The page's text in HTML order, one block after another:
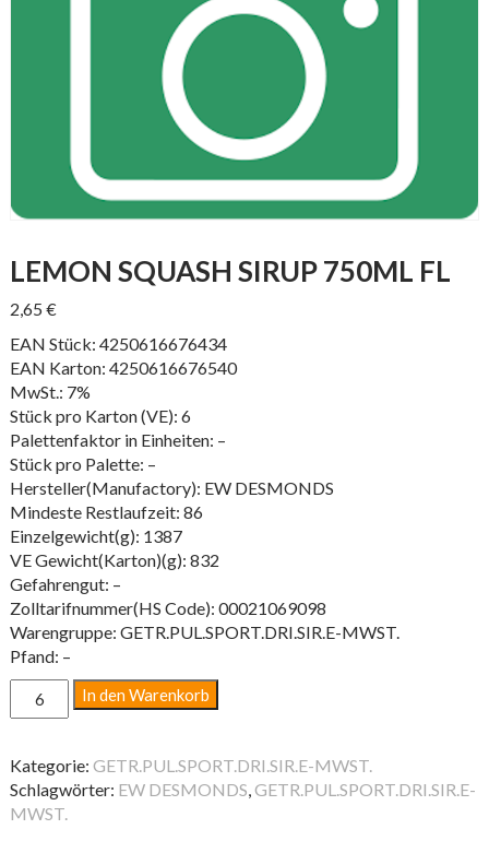
LEMON SQUASH SIRUP 750ML FL
2,65 €
EAN Stück: 4250616676434
EAN Karton: 4250616676540
MwSt.: 7%
Stück pro Karton (VE): 6
Palettenfaktor in Einheiten: –
Stück pro Palette: –
Hersteller(Manufactory): EW DESMONDS
Mindeste Restlaufzeit: 86
Einzelgewicht(g): 1387
VE Gewicht(Karton)(g): 832
Gefahrengut: –
Zolltarifnummer(HS Code): 00021069098
Warengruppe: GETR.PUL.SPORT.DRI.SIR.E-MWST.
Pfand: –
LEMON
SQUASH
750ML
FL
Menge
In den Warenkorb
Kategorie: GETR.PUL.SPORT.DRI.SIR.E-MWST.
Schlagwörter: EW DESMONDS,GETR.PUL.SPORT.DRI.SIR.E-
MWST.